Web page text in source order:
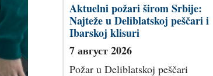
Aktuelni požari širom Srbije:
Najteže u Deliblatskoj peščari i
Ibarskoj klisuri
7 август 2026
Požar u Deliblatskoj peščari